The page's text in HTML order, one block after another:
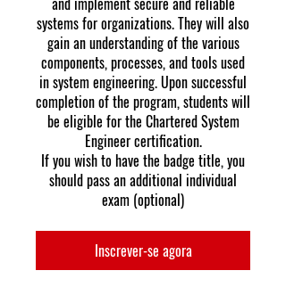
systems for organizations. They will also
gain an understanding of the various
components, processes, and tools used
in system engineering. Upon successful
completion of the program, students will
be eligible for the Chartered System
Engineer certification.
If you wish to have the badge title, you
should pass an additional individual
exam (optional)
Inscrever-se agora